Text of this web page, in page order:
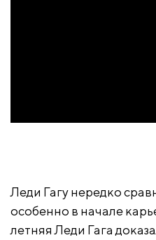
Леди Гагу нередко
особенно в начале
летняя Леди Гага